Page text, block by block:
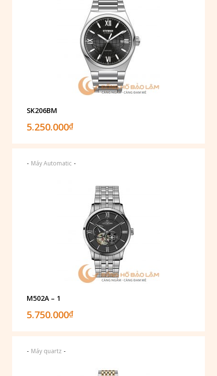
SK206BM
5.250.000₫
- Máy Automatic -
M502A – 1
5.750.000₫
- Máy quartz -